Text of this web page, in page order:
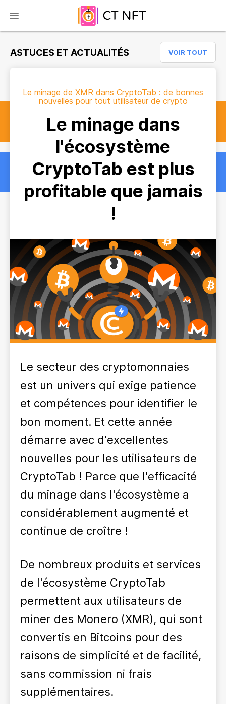
ASTUCES ET ACTUALITÉS VOIR TOUT
Le minage de XMR dans CryptoTab : de bonnes
nouvelles pour tout utilisateur de crypto
Le minage dans
l'écosystème
CryptoTab est plus
profitable que jamais
!
Le secteur des cryptomonnaies
est un univers qui exige patience
et compétences pour identifier le
bon moment. Et cette année
démarre avec d'excellentes
nouvelles pour les utilisateurs de
CryptoTab ! Parce que l'efficacité
du minage dans l'écosystème a
considérablement augmenté et
continue de croître !
De nombreux produits et services
de l'écosystème CryptoTab
permettent aux utilisateurs de
miner des Monero (XMR), qui sont
convertis en Bitcoins pour des
raisons de simplicité et de facilité,
sans commission ni frais
supplémentaires.